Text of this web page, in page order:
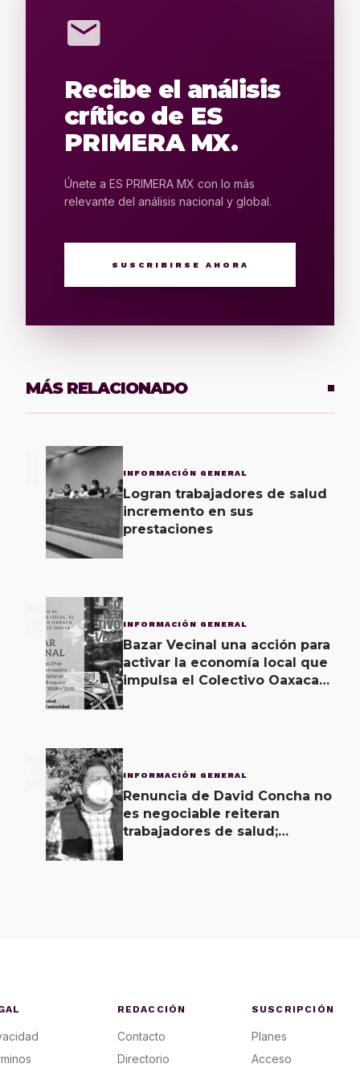
mail
Recibe el análisis
crítico de ES
PRIMERA MX.
Únete a ES PRIMERA MX con lo más
relevante del análisis nacional y global.
SUSCRIBIRSE AHORA
MÁS RELACIONADO
INFORMACIÓN GENERAL
Logran trabajadores de salud
incremento en sus
prestaciones
2 INFORMACIÓN GENERAL
Bazar Vecinal una acción para
activar la economía local que
impulsa el Colectivo Oaxaca
3 INFORMACIÓN GENERAL
Renuncia de David Concha no
es negociable reiteran
trabajadores de salud;
REDACCIÓN
Contacto
Directorio
SUSCRIPCIÓN
Planes
Acceso